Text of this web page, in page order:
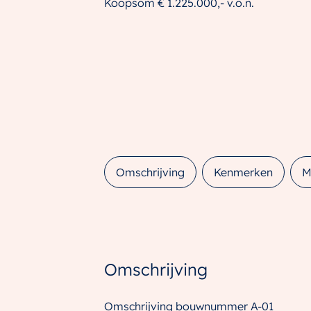
Koopsom € 1.225.000,- v.o.n.
Omschrijving Kenmerken
Omschrijving
Omschrijving bouwnummer A-01